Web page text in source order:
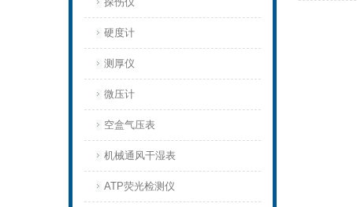
硬度计
测厚仪
微压计
空盒气压表
机械通风干湿表
ATP荧光检测仪